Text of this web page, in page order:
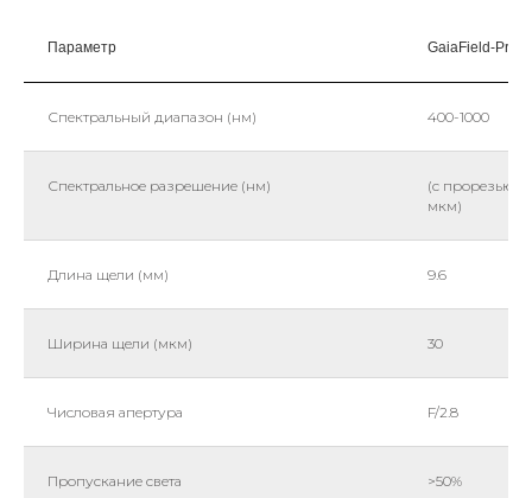
Параметр GaiaField-Pro-
Спектральный диапазон (нм) 400-1000
Спектральное разрешение (нм)
(с прорезью 30
мкм)
Длина щели (мм) 9.6
Ширина щели (мкм) 30
Числовая апертура F/2.8
Пропускание света >50%